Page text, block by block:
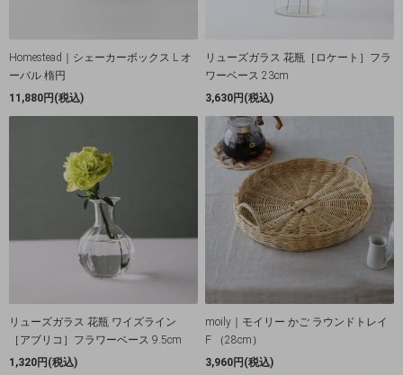
Homestead｜シェーカーボックス L オ
ーバル 楕円
11,880円(税込)
リューズガラス 花瓶［ロケート］フラ
ワーベース 23cm
3,630円(税込)
リューズガラス 花瓶 ワイズライン
［アブリコ］フラワーベース 9.5cm
1,320円(税込)
moily｜モイリー かご ラウンドトレイ
F （28cm）
3,960円(税込)